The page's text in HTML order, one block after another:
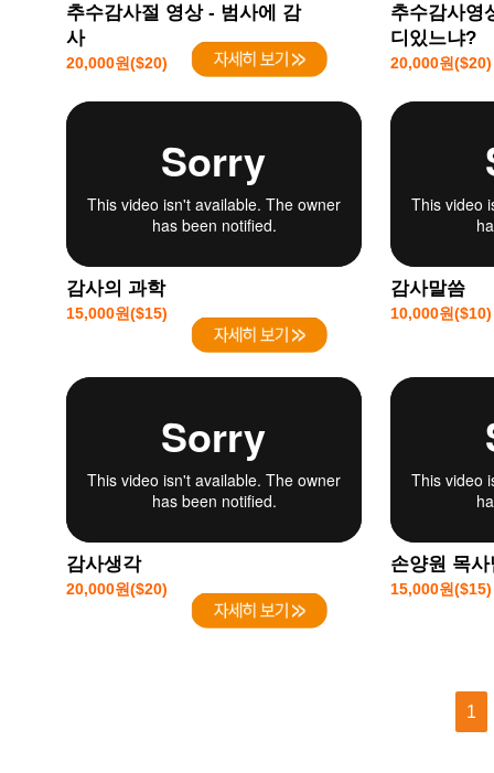
추수감사절 영상 - 범사에 감
사
20,000원($20)
추수감사영
디있느냐?
20,000원($20)
감사의 과학
15,000원($15)
감사말씀
10,000원($10)
감사생각
20,000원($20)
손양원 목
15,000원($15)
1